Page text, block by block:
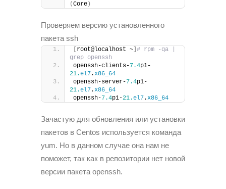
(Core )
Проверяем версию установленного
пакета ssh
root@localhost ~ # rpm -qa |
grep openssh
openssh-clients-7.4p1-
21.el7.x86_64
openssh-server-7.4p1-
21.el7.x86_64
openssh-7.4p1-21.el7.x86_64
Зачастую для обновления или установки
пакетов в Centos используется команда
yum. Но в данном случае она нам не
поможет, так как в репозитории нет новой
версии пакета openssh.